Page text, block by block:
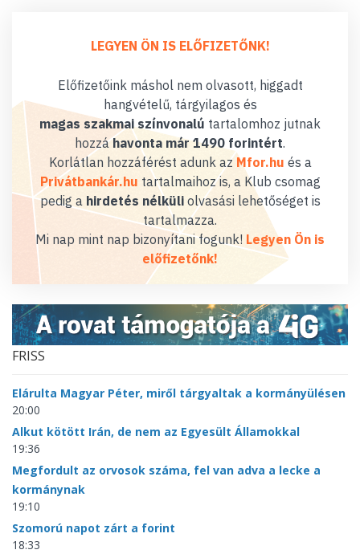
LEGYEN ÖN IS ELŐFIZETŐNK!
Előfizetőink máshol nem olvasott, higgadt
hangvételű, tárgyilagos és
magas szakmai színvonalú tartalomhoz jutnak
hozzáhavonta már 1490 forintért.
Korlátlan hozzáférést adunk az Mfor.hu és a
Privátbankár.hu tartalmaihoz is, a Klub csomag
pedig a hirdetés nélküliolvasási lehetőséget is
tartalmazza.
Mi nap mint nap bizonyítani fogunk! Legyen Ön is
előfizetőnk!
FRISS
Elárulta Magyar Péter, miről tárgyaltak a kormányülésen
20:00
Alkut kötött Irán, de nem az Egyesült Államokkal
19:36
Megfordult az orvosok száma, fel van adva a lecke a
kormánynak
19:10
Szomorú napot zárt a forint
18:33